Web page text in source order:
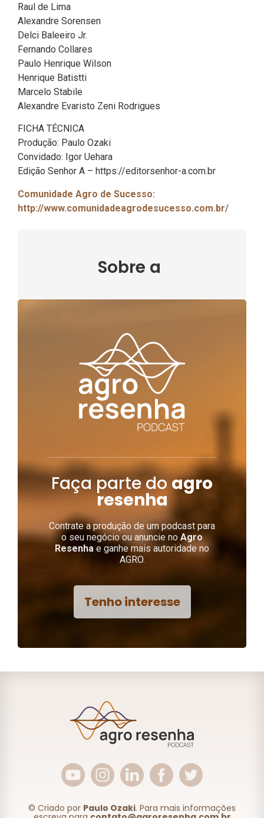
Raul de Lima
Alexandre Sorensen
Delci Baleeiro Jr.
Fernando Collares
Paulo Henrique Wilson
Henrique Batistti
Marcelo Stabile
Alexandre Evaristo Zeni Rodrigues
FICHA TÉCNICA
Produção: Paulo Ozaki
Convidado: Igor Uehara
Edição Senhor A – https://editorsenhor-a.com.br
Comunidade Agro de Sucesso:
http://www.comunidadeagrodesucesso.com.br/
Sobre a
Faça parte do agro
resenha
Contrate a produção de um podcast para
o seu negócio ou anuncie no Agro
Resenha e ganhe mais autoridade no
AGRO.
Tenho interesse
© Criado por Paulo Ozaki. Para mais informações